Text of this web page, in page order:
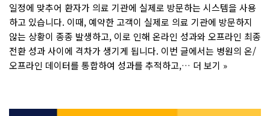
일정에 맞추어 환자가 의료 기관에 실제로 방문하는 시스템을 사용
하고 있습니다. 이때, 예약한 고객이 실제로 의료 기관에 방문하지
않는 상황이 종종 발생하고, 이로 인해 온라인 성과와 오프라인 최종
전환 성과 사이에 격차가 생기게 됩니다. 이번 글에서는 병원의 온/
오프라인 데이터를 통합하여 성과를 추적하고,… 더 보기 »